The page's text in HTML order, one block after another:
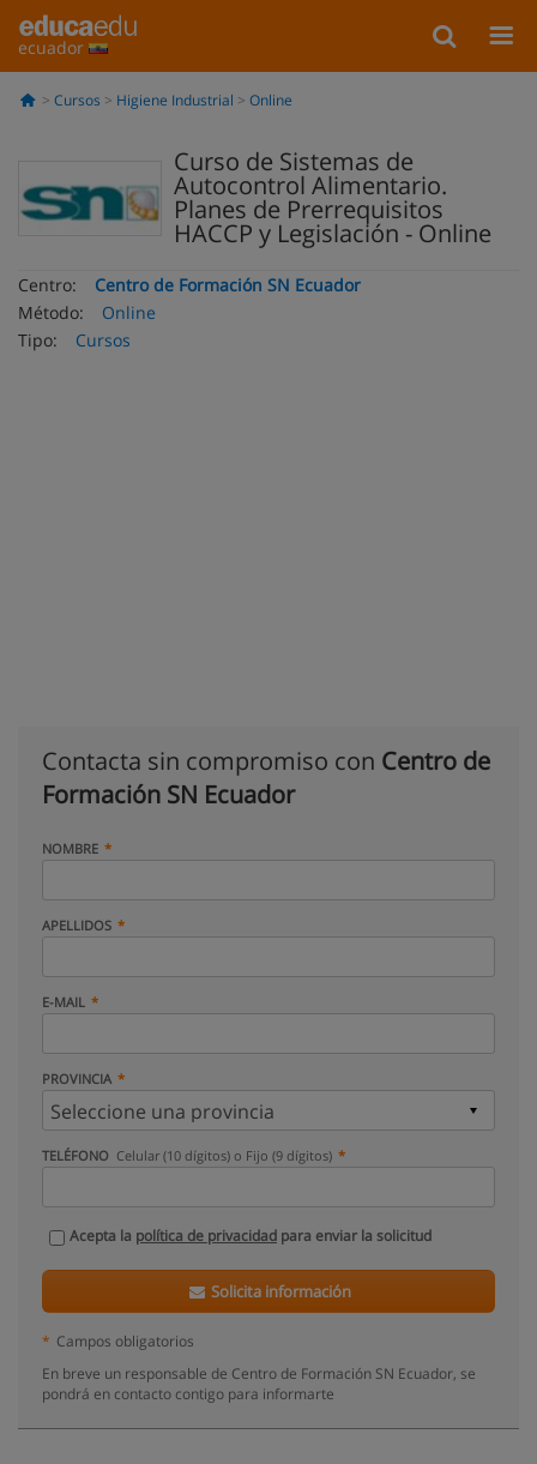
ecuador
Cursos Higiene Industrial Online
Curso de Sistemas de
Autocontrol Alimentario.
Planes de Prerrequisitos
HACCP y Legislación - Online
Centro:
Centro de Formación SN Ecuador
Método:
Online
Tipo:
Cursos
Contacta sin compromiso con Centro de
Formación SN Ecuador
NOMBRE
APELLIDOS
E-MAIL
PROVINCIA
TELÉFONO Celular (10 dígitos) o Fijo (9 dígitos)
Acepta la política de privacidad para enviar la solicitud
Solicita información
* Campos obligatorios
En breve un responsable de Centro de Formación SN Ecuador, se
pondrá en contacto contigo para informarte